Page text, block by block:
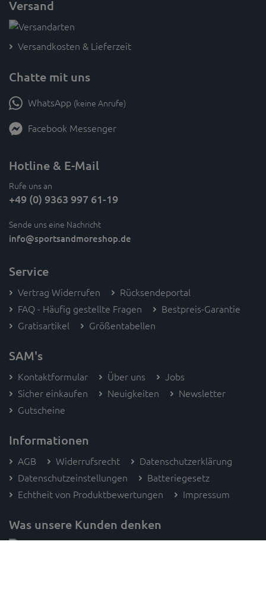
Versand
Versandkosten & Lieferzeit
Chatte mit uns
WhatsApp (keine Anrufe)
Facebook Messenger
Hotline & E-Mail
Rufe uns an
+49 (0) 9363 997 61-19
Sende uns eine Nachricht
info@sportsandmoreshop.de
Service
Vertrag Widerrufen
Rücksendeportal
FAQ - Häufig gestellte Fragen
Bestpreis-Garantie
Gratisartikel
Größentabellen
SAM's
Kontaktformular Über uns
Jobs
Sicher einkaufen
Neuigkeiten
Newsletter
Gutscheine
Informationen
AGB Widerrufsrecht
Datenschutzerklärung
Datenschutzeinstellungen
Batteriegesetz
Echtheit von Produktbewertungen
Impressum
Was unsere Kunden denken